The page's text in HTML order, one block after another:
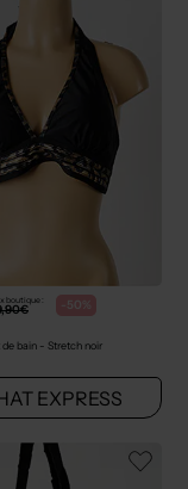
boutique : -50%
bain - Stretch noir
EXPRESS